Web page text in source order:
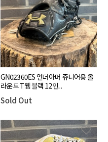
GN02360ES 언더아머 쥬니어용 올
라운드 T웹 블랙 12인...
Sold Out